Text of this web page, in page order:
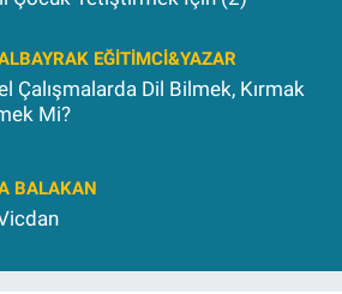
EĞITIMCI&YAZAR
Çalışmalarda Dil Bilmek, Kırmak
Mi?
BALAKAN